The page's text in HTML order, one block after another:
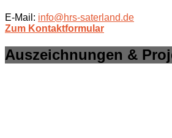
E-Mail: info@hrs-saterland.de
Zum Kontaktformular
Auszeichnungen &